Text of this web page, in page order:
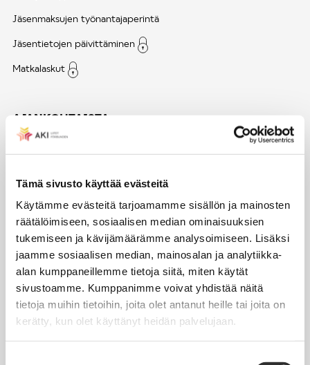
Tämä sivusto käyttää evästeitä
Käytämme evästeitä tarjoamamme sisällön ja mainosten
räätälöimiseen, sosiaalisen median ominaisuuksien
tukemiseen ja kävijämäärämme analysoimiseen. Lisäksi
jaamme sosiaalisen median, mainosalan ja analytiikka-
alan kumppaneillemme tietoja siitä, miten käytät
sivustoamme. Kumppanimme voivat yhdistää näitä
tietoja muihin tietoihin, joita olet antanut heille tai joita on
kerätty, kun olet käyttänyt heidän palvelujaan.
Jäsenmaksujen työnantajaperintä
Jäsentietojen päivittäminen
Matkalaskut
AJANKOHTAISTA
Crux-lehti
JOBI
TYÖELÄMÄOPAS
Työnhaku